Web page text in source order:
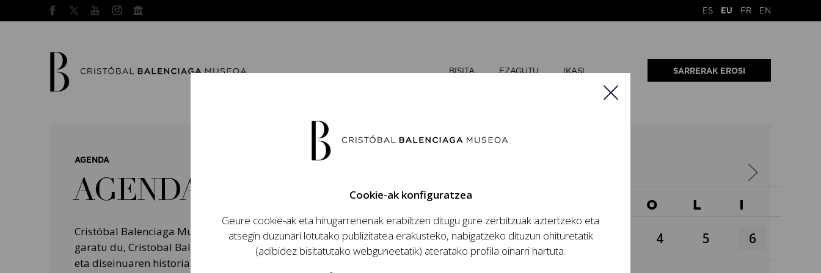
ES EU FR EN
BISITA EZAGUTU IKASI SARRERAK EROSI
AGENDA
AGENDA
Cristóbal Balenciaga Museoak programazio handinahia
garatu du, Cristobal Balenciagaren bizitza eta lana, modaren
eta diseinuaren historian izan zuten garrantzia eta haren
O L
1 2 4 5 6
Cookie-ak konfiguratzea
Geure cookie-ak eta hirugarrenenak erabiltzen ditugu gure zerbitzuak aztertzeko eta
atsegin duzunari lotutako publizitatea erakusteko, nabigatzeko dituzun ohituretatik
(adibidez bisitatutako webguneetatik) ateratako profila oinarri hartuta.